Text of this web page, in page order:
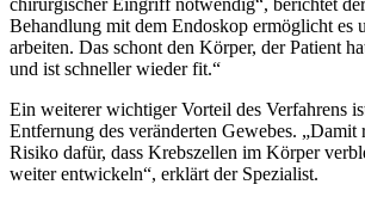
chirurgischer Eingriff notwendig“, berichtet
Behandlung mit dem Endoskop ermöglicht es
arbeiten. Das schont den Körper, der Patient
und ist schneller wieder fit.“
Ein weiterer wichtiger Vorteil des Verfahrens
Entfernung des veränderten Gewebes. „Damit
Risiko dafür, dass Krebszellen im Körper
weiter entwickeln“, erklärt der Spezialist.